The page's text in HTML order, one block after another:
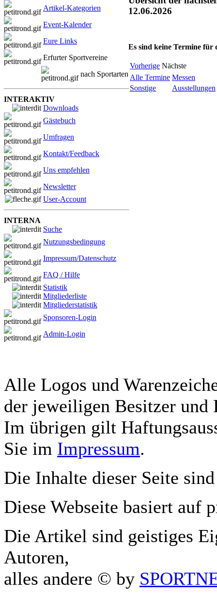
Artikel-Kategorien
Event-Kalender
Eure Links
Erfurter Sportvereine
nach Sportarten
INTERAKTIV
Downloads
Gästebuch
Umfragen
Kontakt/Feedback
Uns empfehlen
Newsletter
User-Account
INTERNA
Suche
Nutzungsbedingung
Impressum/Datenschutz
FAQ / Hilfe
Statistik
Mitgliederliste
Mitgliederstatistik
Sponsoren-Login
Admin-Login
12.06.2026
Es sind keine Termine für
Vorherige Nächste
Alle Termine Messen
Sonstige
Ausstellungen
Alle Logos und
der jeweiligen Besitzer und
Im übrigen gilt
Sie im Impressum.
Die Inhalte dieser Seite
Diese Webseite basiert auf
Die Artikel sind geistiges
Autoren,
alles andere © by